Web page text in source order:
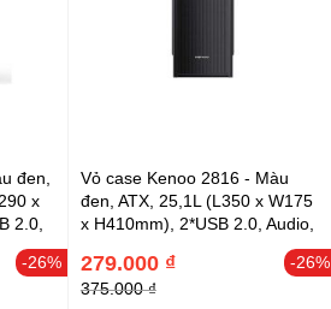
đen,
x
2.0,
-26%
Vỏ case Kenoo 2816 - Màu
đen, ATX, 25,1L (L350 x W175
x H410mm), 2*USB 2.0, Audio,
1*ODD, 1*HDD, 2*SSD, Option
Fan 8cm (mặt sau)
-26%
279.000 ₫
375.000 ₫